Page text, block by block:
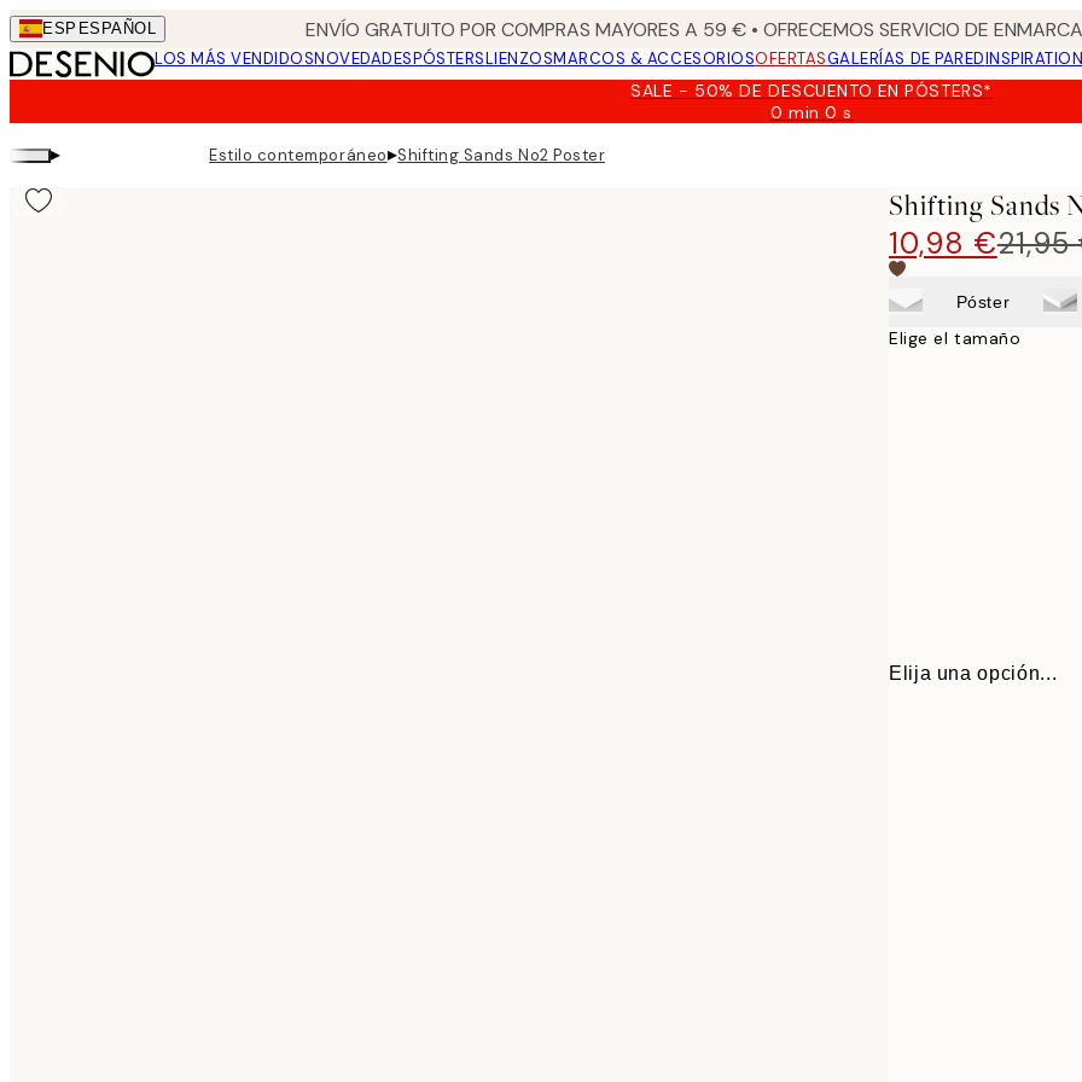
Skip
to
main
ESP ESPAÑOL ENVÍO GRATUITO POR COMPRAS MAYORES A 59 € • OFRECEMOS SERVICIO DE
LOS MÁS VENDIDOSNOVEDADESPÓSTERSLIENZOSMARCOS & ACCESORIOSOFERTASGALERÍAS DE PARED
SALE - 50% DE DESCUENTO EN PÓSTERS*
0 min0 s
Válido
▸ Estilo contemporáneo▸Shifting Sands No2 Poster
Shifting Sands
10,98 €
Póster
Elige el tamaño
Elija una opción...